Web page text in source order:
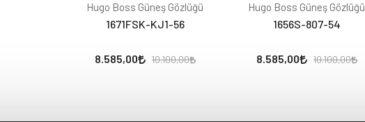
Hugo Boss Güneş Gözlüğü
1671FSK-KJ1-56
8.585,00 10.100,00
Hugo Boss Güneş Gözlüğü
1656S-807-54
8.585,00 10.100,00